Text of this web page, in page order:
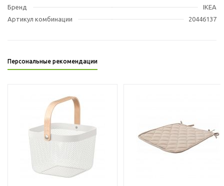
Бренд
IKEA
Артикул комбинации
20446137
Персональные рекомендации